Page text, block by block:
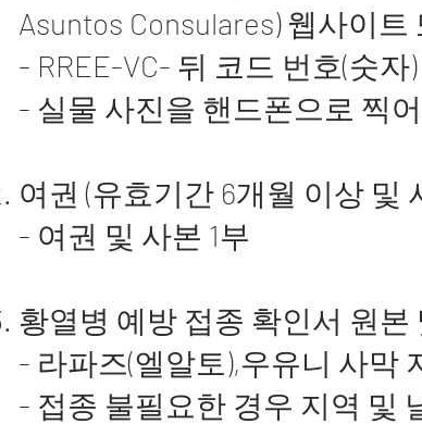
Asuntos Consulares) 웹사이
- RREE-VC- 뒤 코드 번호(숫
- 실물 사진을 핸드폰으
여권 (유효기간 6개월 이상 및
- 여권 및 사본 1부
황열병 예방 접종 확인서 원본
- 라파즈(엘알토),우유니 사막
- 접종 불필요한 경우 지역 및